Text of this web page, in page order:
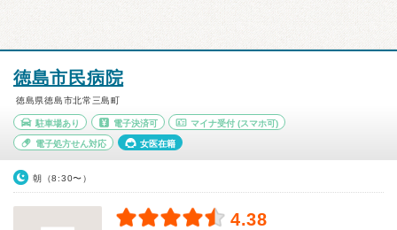
徳島市民病院
徳島県徳島市北常三島町
駐車場あり 電子決済可 マイナ受付 (スマホ可)
電子処方せん対応 女医在籍
朝（8:30〜）
4.38